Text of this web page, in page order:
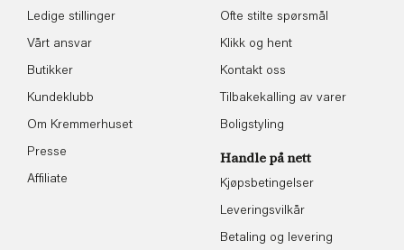
Ledige stillinger
Vårt ansvar
Butikker
Kundeklubb
Om Kremmerhuset
Presse
Affiliate
Ofte stilte spørsmål
Klikk og hent
Kontakt oss
Tilbakekalling av varer
Boligstyling
Handle på nett
Kjøpsbetingelser
Leveringsvilkår
Betaling og levering